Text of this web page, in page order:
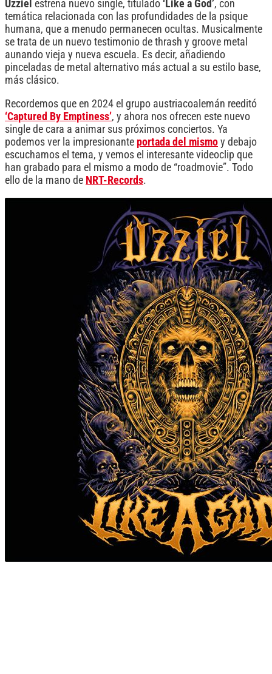
Uzziel estrena nuevo single, titulado ‘Like a God’, con
temática relacionada con las profundidades de la psique
humana, que a menudo permanecen ocultas. Musicalmente
se trata de un nuevo testimonio de thrash y groove metal
aunando vieja y nueva escuela. Es decir, añadiendo
pinceladas de metal alternativo más actual a su estilo base,
más clásico.
Recordemos que en 2024 el grupo austriacoalemán reeditó
‘Captured By Emptiness’, y ahora nos ofrecen este nuevo
single de cara a animar sus próximos conciertos. Ya
podemos ver la impresionante portada del mismo y debajo
escuchamos el tema, y vemos el interesante videoclip que
han grabado para el mismo a modo de “roadmovie”. Todo
ello de la mano de NRT-Records.